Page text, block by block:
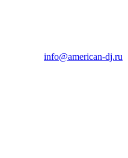
info@american-dj.ru